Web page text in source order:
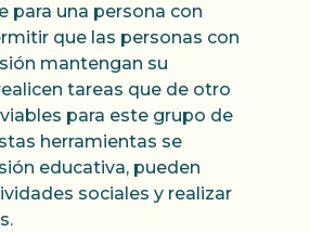
para una persona con
que las personas con
mantengan su
tareas que de otro
para este grupo de
herramientas se
educativa, pueden
sociales y realizar